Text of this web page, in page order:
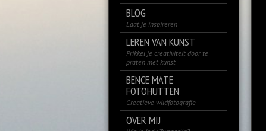
BLOG
Laat je inspireren
LEREN VAN KUNST
Prikkel je creativiteit door te
praten met kunst
BENCE MATE
FOTOHUTTEN
Creatieve wildfotografie
OVER MIJ